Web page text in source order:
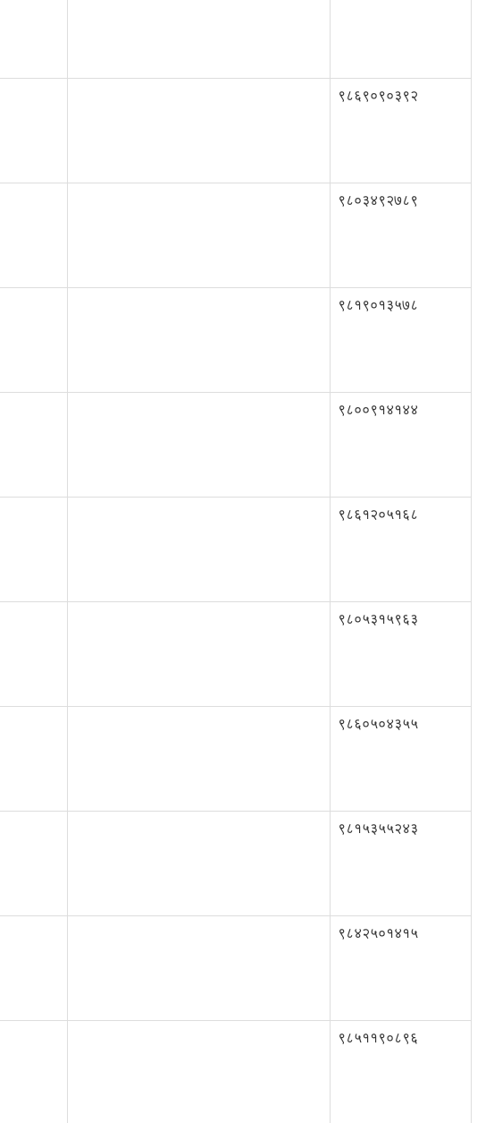
९८६९०९०३९२
९८०३४९२७८९
९८१९०१३५७८
९८००९१४१४४
९८६१२०५१६८
९८०५३१५९६३
९८६०५०४३५५
९८१५३५५२४३
९८४२५०१४१५
९८५११९०८९६